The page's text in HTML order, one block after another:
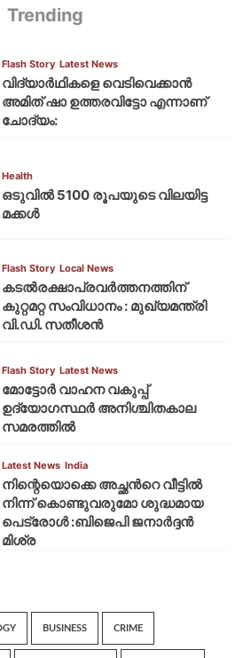
Trending
Flash Story Latest News
വിദ്യാര്‍ഥികളെ വെടിവെക്കാന്‍
അമിത് ഷാ ഉത്തരവിട്ടോ എന്നാണ്
ചോദ്യം:
Health
ഒടുവിൽ 5100 രൂപയുടെ വിലയിട്ട
മക്കൾ
Flash Story Local News
കടല്‍രക്ഷാപ്രവര്‍ത്തനത്തിന്
കുറ്റമറ്റ സംവിധാനം : മുഖ്യമന്ത്രി
വി.ഡി. സതീശന്‍
Flash Story Latest News
മോട്ടോര്‍ വാഹന വകുപ്പ്
ഉദ്യോഗസ്ഥര്‍ അനിശ്ചിതകാല
സമരത്തില്‍
Latest News India
നിന്റെയൊക്കെ അച്ഛൻറെ വീട്ടിൽ
നിന്ന് കൊണ്ടുവരുമോ ശുദ്ധമായ
പെട്രോൾ :ബിജെപി ജനാർദ്ദൻ
മിശ്ര
BUSINESS CRIME